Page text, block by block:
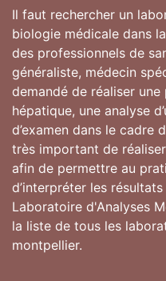
Il faut rechercher un
biologie médicale dans
des professionnels de
généraliste, médecin
demandé de réaliser
hépatique, une analyse
d’examen dans le cadre
très important de
afin de permettre au
d’interpréter les
Laboratoire d'Analyses
la liste de tous les
montpellier.